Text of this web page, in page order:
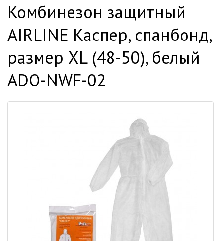
Комбинезон защитный
AIRLINE Каспер, спанбонд,
размер XL (48-50), белый
АDO-NWF-02